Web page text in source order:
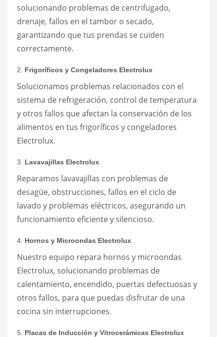
solucionando problemas de centrifugado,
drenaje, fallos en el tambor o secado,
garantizando que tus prendas se cuiden
correctamente.
2. Frigoríficos y Congeladores Electrolux
Solucionamos problemas relacionados con el
sistema de refrigeración, control de temperatura
y otros fallos que afectan la conservación de los
alimentos en tus frigoríficos y congeladores
Electrolux.
3. Lavavajillas Electrolux
Reparamos lavavajillas con problemas de
desagüe, obstrucciones, fallos en el ciclo de
lavado y problemas eléctricos, asegurando un
funcionamiento eficiente y silencioso.
4. Hornos y Microondas Electrolux
Nuestro equipo repara hornos y microondas
Electrolux, solucionando problemas de
calentamiento, encendido, puertas defectuosas y
otros fallos, para que puedas disfrutar de una
cocina sin interrupciones.
5. Placas de Inducción y Vitrocerámicas Electrolux